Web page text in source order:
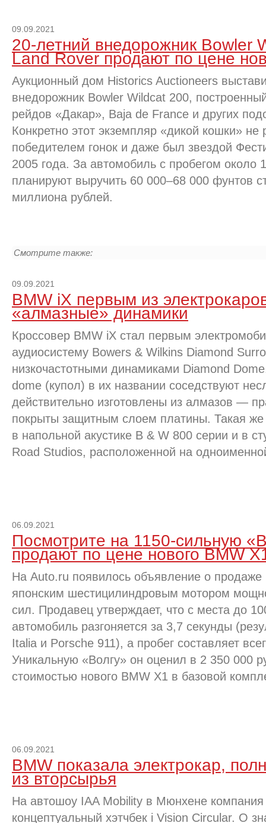
09.09.2021
20-летний внедорожник Bowler
Land Rover продают по цене
Аукционный дом Historics Auctioneers
внедорожник Bowler Wildcat 200,
рейдов «Дакар», Baja de France и других
Конкретно этот экземпляр «дикой кошки» не
победителем гонок и даже был звездой
2005 года. За автомобиль с пробегом около
планируют выручить 60 000–68 000 фунтов
миллиона рублей.
Смотрите также:
09.09.2021
BMW iX первым из
«алмазные» динамики
Кроссовер BMW iX стал первым
аудиосистему Bowers & Wilkins Diamond
низкочастотными динамиками Diamond
dome (купол) в их названии соседствуют
действительно изготовлены из алмазов —
покрыты защитным слоем платины. Такая же
в напольной акустике B & W 800 серии и в
Road Studios, расположенной на
06.09.2021
Посмотрите на 1150-сильную
продают по цене нового BMW
На Auto.ru появилось объявление о
японским шестицилиндровым мотором
сил. Продавец утверждает, что с места до
автомобиль разгоняется за 3,7 секунды
Italia и Porsche 911), а пробег составляет
Уникальную «Волгу» он оценил в 2 350 000
стоимостью нового BMW X1 в базовой
06.09.2021
BMW показала электрокар,
из вторсырья
На автошоу IAA Mobility в Мюнхене компания
концептуальный хэтчбек i Vision Circular. О